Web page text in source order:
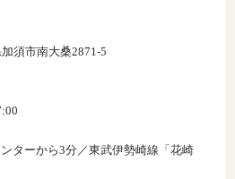
須市南大桑2871-5
ターから3分／東武伊勢崎線「花崎